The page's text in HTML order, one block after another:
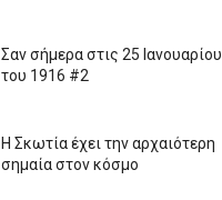
Σαν σήμερα στις 25 Ιανουαρίου
του 1916 #2
Η Σκωτία έχει την αρχαιότερη
σημαία στον κόσμο